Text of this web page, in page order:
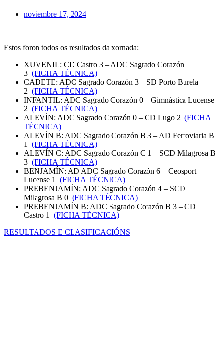
noviembre 17, 2024
Estos foron todos os resultados da xornada:
XUVENIL: CD Castro 3 – ADC Sagrado Corazón
3 (FICHA TÉCNICA)
CADETE: ADC Sagrado Corazón 3 – SD Porto Burela
2 (FICHA TÉCNICA)
INFANTIL: ADC Sagrado Corazón 0 – Gimnástica Lucense
2 (FICHA TÉCNICA)
ALEVÍN: ADC Sagrado Corazón 0 – CD Lugo 2 (FICHA
TÉCNICA)
ALEVÍN B: ADC Sagrado Corazón B 3 – AD Ferroviaria B
1 (FICHA TÉCNICA)
ALEVÍN C: ADC Sagrado Corazón C 1 – SCD Milagrosa B
3 (FICHA TÉCNICA)
BENJAMÍN: AD ADC Sagrado Corazón 6 – Ceosport
Lucense 1 (FICHA TÉCNICA)
PREBENJAMÍN: ADC Sagrado Corazón 4 – SCD
Milagrosa B 0 (FICHA TÉCNICA)
PREBENJAMÍN B: ADC Sagrado Corazón B 3 – CD
Castro 1 (FICHA TÉCNICA)
RESULTADOS E CLASIFICACIÓNS